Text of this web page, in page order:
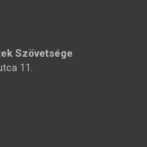
Szövetsége
11.